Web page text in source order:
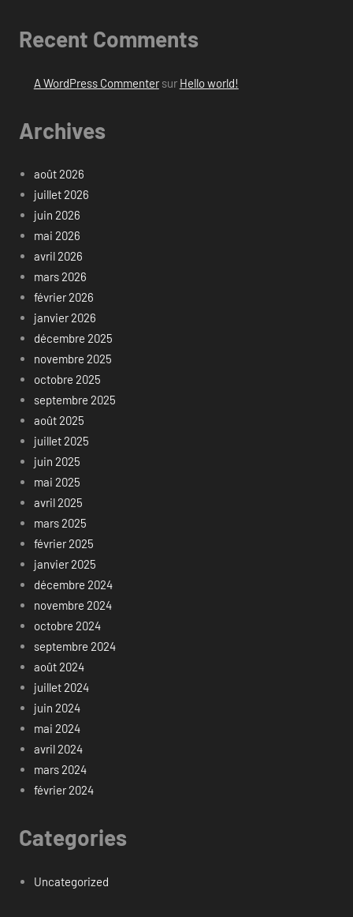
Recent Comments
A WordPress Commentersur Hello world!
Archives
août 2026
juillet 2026
juin 2026
mai 2026
avril 2026
mars 2026
février 2026
janvier 2026
décembre 2025
novembre 2025
octobre 2025
septembre 2025
août 2025
juillet 2025
juin 2025
mai 2025
avril 2025
mars 2025
février 2025
janvier 2025
décembre 2024
novembre 2024
octobre 2024
septembre 2024
août 2024
juillet 2024
juin 2024
mai 2024
avril 2024
mars 2024
février 2024
Categories
Uncategorized